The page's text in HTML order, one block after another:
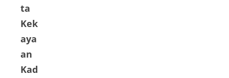
ta
Kek
aya
an
Kad